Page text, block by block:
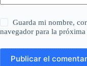
Guarda mi nombre,
navegador para la
Publicar el